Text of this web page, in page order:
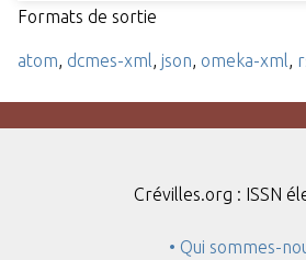
Formats de sortie
atom dcmes-xml json omeka-xml
Crévilles.org : ISSN
• Qui sommes-